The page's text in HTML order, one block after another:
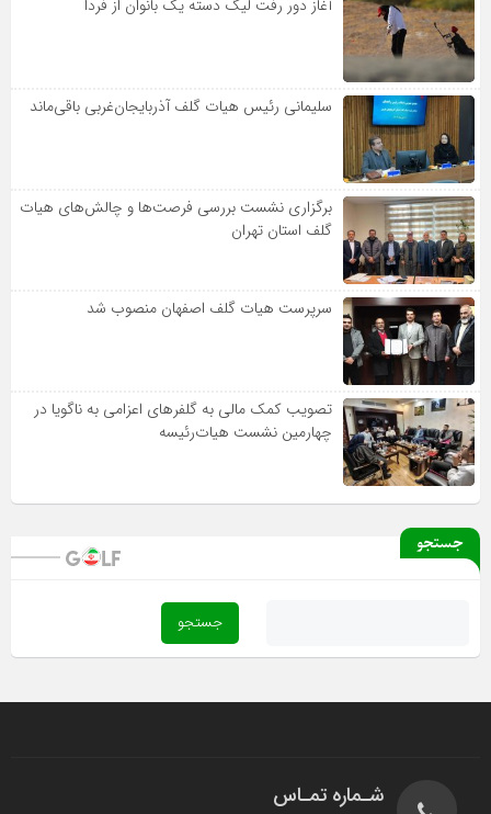
آغاز دور رفت لیگ دسته یک بانوان از فردا
سلیمانی رئیس هیات گلف آذربایجان‌غربی باقی‌ماند
برگزاری نشست بررسی فرصت‌ها و چالش‌های هیات
گلف استان تهران
سرپرست هیات گلف اصفهان منصوب شد
تصویب کمک مالی به گلفرهای اعزامی به ناگویا در
چهارمین نشست هیات‌رئیسه
جستجو
شـماره تمـاس